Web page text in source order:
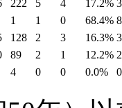
222 5 4 17.2%
1 1 0 68.4%
128 2 3 16.3%
89 2 1 12.2%
4 0 0 0.0%